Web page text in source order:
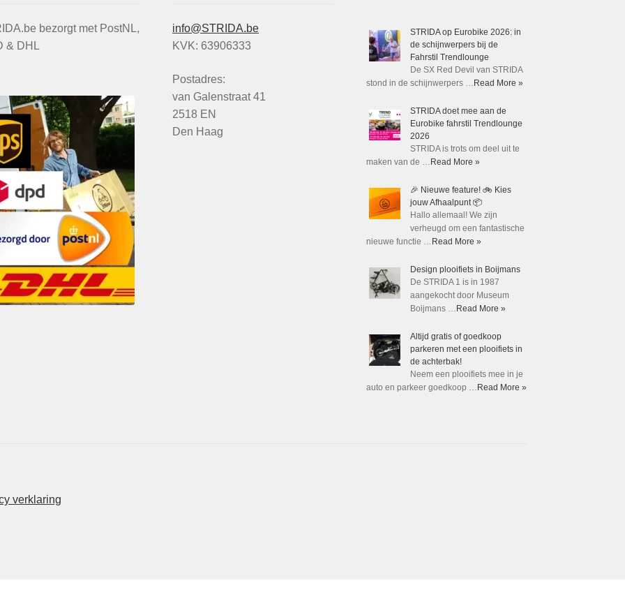
bezorgt met PostNL,
& DHL
info@STRIDA.be
KVK: 63906333
Postadres:
van Galenstraat 41
2518 EN
Den Haag
STRIDA op Eurobike 2026: in
de schijnwerpers bij de
Fahrstil Trendlounge
De SX Red Devil van STRIDA
stond in de schijnwerpers … Read More »
STRIDA doet mee aan de
Eurobike fahrstil Trendlounge
2026
STRIDA is trots om deel uit te
maken van de … Read More »
🎉 Nieuwe feature! 🚲 Kies
jouw Afhaalpunt 📦
Hallo allemaal! We zijn
verheugd om een fantastische
nieuwe functie … Read More »
Design plooifiets in Boijmans
De STRIDA 1 is in 1987
aangekocht door Museum
Boijmans … Read More »
Altijd gratis of goedkoop
parkeren met een plooifiets in
de achterbak!
Neem een plooifiets mee in je
auto en parkeer goedkoop … Read More »
verklaring